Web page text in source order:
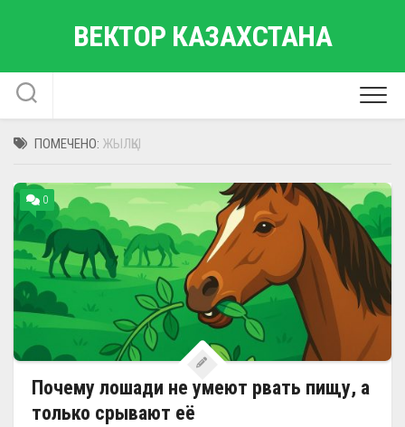
ВЕКТОР КАЗАХСТАНА
ПОМЕЧЕНО: ЖЫЛҚЫ
0
Почему лошади не умеют рвать пищу, а
только срывают её